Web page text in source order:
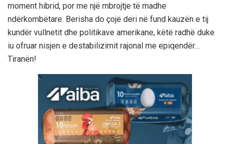
moment hibrid, por me një mbrojtje të madhe
ndërkombëtare. Berisha do çojë deri në fund kauzën e tij
kundër vullnetit dhe politikave amerikane, këtë radhë duke
iu ofruar nisjen e destabilizimit rajonal me epiqendër…
Tiranën!